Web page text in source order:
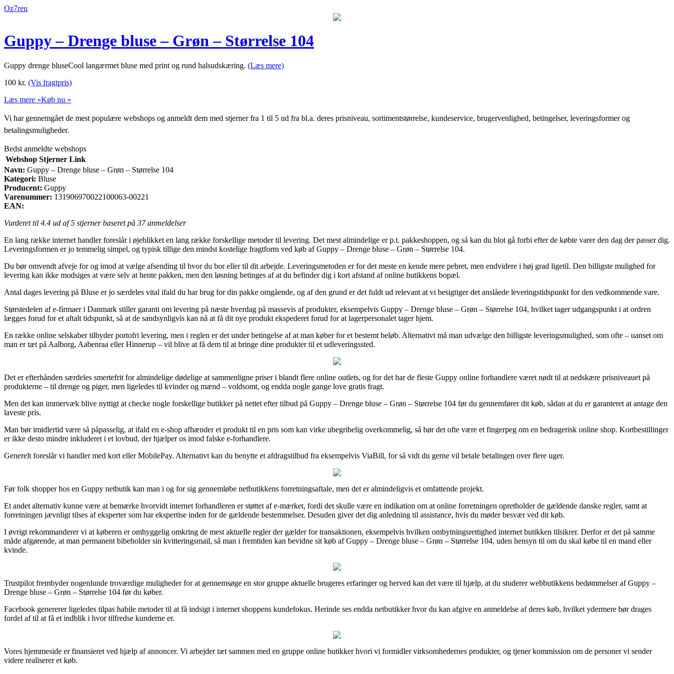
Oz7reu
Guppy – Drenge bluse – Grøn – Størrelse 104
Guppy drenge bluseCool langærmet bluse med print og rund halsudskæring. (Læs mere)
100 kr. (Vis fragtpris)
Læs mere »Køb nu »
Vi har gennemgået de mest populære webshops og anmeldt dem med stjerner fra 1 til 5 ud fra bl.a. deres prisniveau, sortimentstørrelse, kundeservice, brugervenlighed, betingelser, leveringsformer og
betalingsmuligheder.
Bedst anmeldte webshops
Webshop Stjerner Link
Navn: Guppy – Drenge bluse – Grøn – Størrelse 104
Kategori: Bluse
Producent: Guppy
Varenummer: 131906970022100063-00221
EAN:
Vurderet til 4.4 ud af 5 stjerner baseret på 37anmeldelser
En lang række internet handler foreslår i øjeblikket en lang række forskellige metoder til levering. Det mest almindelige er p.t. pakkeshoppen, og så kan du blot gå forbi efter de købte varer den dag der passer dig.
Leveringsformen er jo temmelig simpel, og typisk tillige den mindst kostelige fragtform ved køb af Guppy – Drenge bluse – Grøn – Størrelse 104.
Du bør omvendt afveje for og imod at vælge afsending til hvor du bor eller til dit arbejde. Leveringsmetoden er for det meste en kende mere pebret, men endvidere i høj grad ligetil. Den billigste mulighed for
levering kan ikke modsiges at være selv at hente pakken, men den løsning betinges af at du befinder dig i kort afstand af online butikkens bopæl.
Antal dages levering på Bluse er jo særdeles vital ifald du har brug for din pakke omgående, og af den grund er det fuldt ud relevant at vi besigtiger det anslåede leveringstidspunkt for den vedkommende vare.
Størstedelen af e-firmaer i Danmark stiller garanti om levering på næste hverdag på massevis af produkter, eksempelvis Guppy – Drenge bluse – Grøn – Størrelse 104, hvilket tager udgangspunkt i at ordren
lægges forud for et aftalt tidspunkt, så at de sandsynligvis kan nå at få dit nye produkt ekspederet forud for at lagerpersonalet tager hjem.
En række online selskaber tilbyder portofri levering, men i reglen er det under betingelse af at man køber for et bestemt beløb. Alternativt må man udvælge den billigste leveringsmulighed, som ofte – uanset om
man er tæt på Aalborg, Aabenraa eller Hinnerup – vil blive at få dem til at bringe dine produkter til et udleveringssted.
Det er efterhånden særdeles smertefrit for almindelige dødelige at sammenligne priser i blandt flere online outlets, og for det har de fleste Guppy online forhandlere været nødt til at nedskære prisniveauet på
produkterne – til drenge og piger, men ligeledes til kvinder og mænd – voldsomt, og endda nogle gange love gratis fragt.
Men det kan immervæk blive nyttigt at checke nogle forskellige butikker på nettet efter tilbud på Guppy – Drenge bluse – Grøn – Størrelse 104 før du gennemfører dit køb, sådan at du er garanteret at antage den
laveste pris.
Man bør imidlertid være så påpasselig, at ifald en e-shop afhænder et produkt til en pris som kan virke ubegribelig overkommelig, så bør det ofte være et fingerpeg om en bedragerisk online shop. Kortbestillinger
er ikke desto mindre inkluderet i et lovbud, der hjælper os imod falske e-forhandlere.
Generelt foreslår vi handler med kort eller MobilePay. Alternativt kan du benytte et afdragstilbud fra eksempelvis ViaBill, for så vidt du gerne vil betale betalingen over flere uger.
Før folk shopper hos en Guppy netbutik kan man i og for sig gennemløbe netbutikkens forretningsaftale, men det er almindeligvis et omfattende projekt.
Et andet alternativ kunne være at bemærke hvorvidt internet forhandleren er støttet af e-mærket, fordi det skulle være en indikation om at online forretningen opretholder de gældende danske regler, samt at
forretningen jævnligt tilses af eksperter som har ekspertise inden for de gældende bestemmelser. Desuden giver det dig anledning til assistance, hvis du møder besvær ved dit køb.
I øvrigt rekommanderer vi at køberen er omhyggelig omkring de mest aktuelle regler der gælder for transaktionen, eksempelvis hvilken ombytningsrettighed internet butikken tilsikrer. Derfor er det på samme
måde afgørende, at man permanent bibeholder sin kvitteringsmail, så man i fremtiden kan bevidne sit køb af Guppy – Drenge bluse – Grøn – Størrelse 104, uden hensyn til om du skal købe til en mand eller
kvinde.
Trustpilot frembyder nogenlunde troværdige muligheder for at gennemsøge en stor gruppe aktuelle brugeres erfaringer og herved kan det være til hjælp, at du studerer webbutikkens bedømmelser af Guppy –
Drenge bluse – Grøn – Størrelse 104 før du køber.
Facebook genererer ligeledes tilpas habile metoder til at få indsigt i internet shoppens kundefokus. Herinde ses endda netbutikker hvor du kan afgive en anmeldelse af deres køb, hvilket ydermere bør drages
fordel af til at få et indblik i hvor tilfredse kunderne er.
Vores hjemmeside er finansieret ved hjælp af annoncer. Vi arbejder tæt sammen med en gruppe online butikker hvori vi formidler virksomhedernes produkter, og tjener kommission om de personer vi sender
videre realiserer et køb.